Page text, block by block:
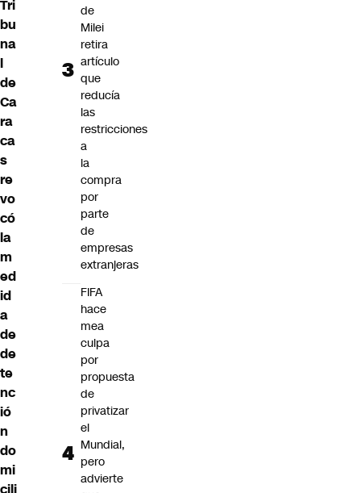
Tri
bu
na
l
de
Ca
ra
ca
s
re
vo
có
la
m
ed
id
a
de
de
te
nc
ió
n
do
mi
cili
de
Milei
retira
artículo
que
reducía
las
restricciones
a
la
compra
por
parte
de
empresas
extranjeras
FIFA
hace
mea
culpa
por
propuesta
de
privatizar
el
Mundial,
pero
advierte